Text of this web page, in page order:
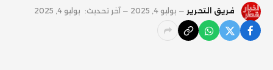
فريق التحرير يوليو 4, 2025 آخر تحديث: يوليو 4, 2025